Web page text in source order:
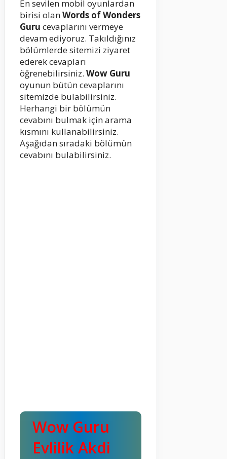
En sevilen mobil oyunlardan
birisi olanWords of Wonders
Guru cevaplarını vermeye
devam ediyoruz. Takıldığınız
bölümlerde sitemizi ziyaret
ederek cevapları
öğrenebilirsiniz. Wow Guru
oyunun bütün cevaplarını
sitemizde bulabilirsiniz.
Herhangi bir bölümün
cevabını bulmak için arama
kısmını kullanabilirsiniz.
Aşağıdan sıradaki bölümün
cevabını bulabilirsiniz.
Wow Guru
Evlilik Akdi